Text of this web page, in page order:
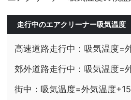
走行中のエアクリーナー吸気温度
高速道路走行中：吸気温度
郊外道路走行中：吸気温度=
街中：吸気温度=外気温度